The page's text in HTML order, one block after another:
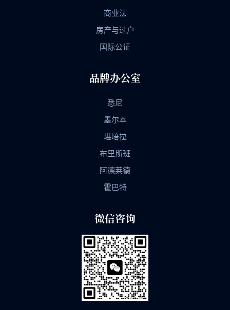
商业法
房产与过户
国际公证
品牌办公室
悉尼
墨尔本
堪培拉
布里斯班
阿德莱德
霍巴特
微信咨询